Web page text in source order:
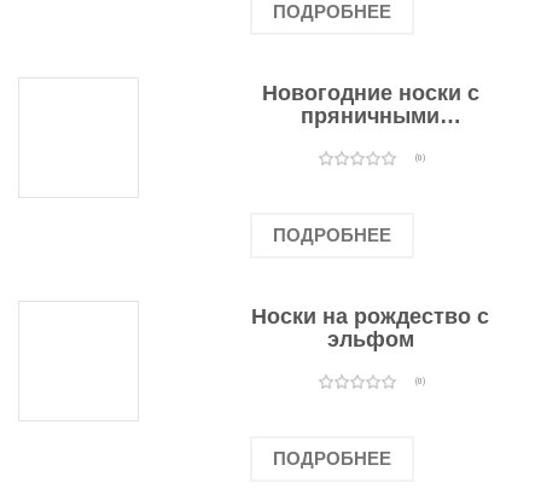
ПОДРОБНЕЕ
Новогодние носки с
пряничными
(0)
ПОДРОБНЕЕ
Носки на рождество с
эльфом
(0)
ПОДРОБНЕЕ